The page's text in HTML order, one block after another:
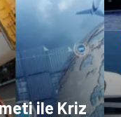
ile Kriz